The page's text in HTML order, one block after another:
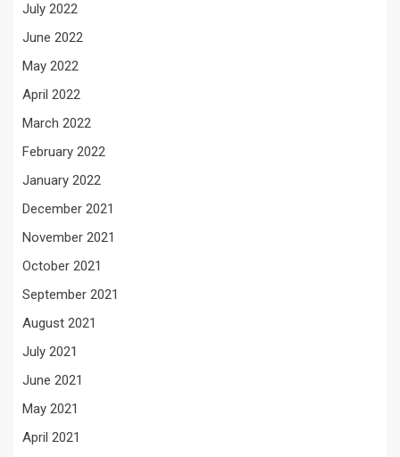
July 2022
June 2022
May 2022
April 2022
March 2022
February 2022
January 2022
December 2021
November 2021
October 2021
September 2021
August 2021
July 2021
June 2021
May 2021
April 2021